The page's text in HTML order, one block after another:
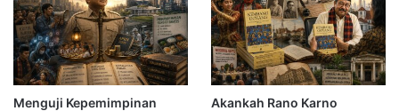
Menguji Kepemimpinan
Akankah Rano Karno